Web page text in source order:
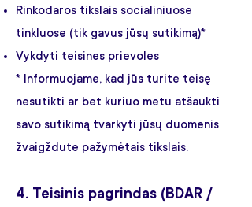
Rinkodaros tikslais socialiniuose
tinkluose (tik gavus jūsų sutikimą)*
Vykdyti teisines prievoles
* Informuojame, kad jūs turite teisę
nesutikti ar bet kuriuo metu atšaukti
savo sutikimą tvarkyti jūsų duomenis
žvaigždute pažymėtais tikslais.
4. Teisinis pagrindas (BDAR /